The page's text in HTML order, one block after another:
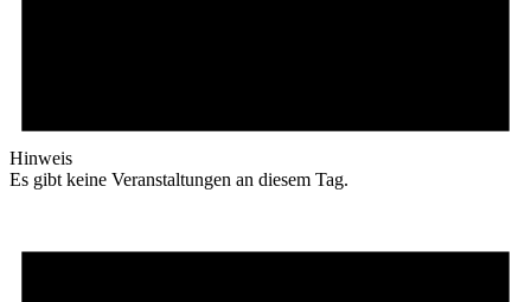
Hinweis
Es gibt keine Veranstaltungen an diesem Tag.